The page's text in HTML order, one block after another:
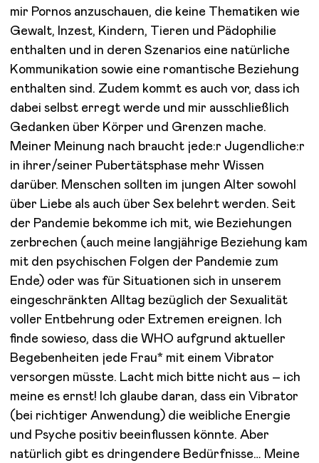
mir Pornos anzuschauen, die keine Thematiken wie
Gewalt, Inzest, Kindern, Tieren und Pädophilie
enthalten und in deren Szenarios eine natürliche
Kommunikation sowie eine romantische Beziehung
enthalten sind. Zudem kommt es auch vor, dass ich
dabei selbst erregt werde und mir ausschließlich
Gedanken über Körper und Grenzen mache.
Meiner Meinung nach braucht jede:r Jugendliche:r
in ihrer/seiner Pubertätsphase mehr Wissen
darüber. Menschen sollten im jungen Alter sowohl
über Liebe als auch über Sex belehrt werden. Seit
der Pandemie bekomme ich mit, wie Beziehungen
zerbrechen (auch meine langjährige Beziehung kam
mit den psychischen Folgen der Pandemie zum
Ende) oder was für Situationen sich in unserem
eingeschränkten Alltag bezüglich der Sexualität
voller Entbehrung oder Extremen ereignen. Ich
finde sowieso, dass die WHO aufgrund aktueller
Begebenheiten jede Frau* mit einem Vibrator
versorgen müsste. Lacht mich bitte nicht aus – ich
meine es ernst! Ich glaube daran, dass ein Vibrator
(bei richtiger Anwendung) die weibliche Energie
und Psyche positiv beeinflussen könnte. Aber
natürlich gibt es dringendere Bedürfnisse… Meine